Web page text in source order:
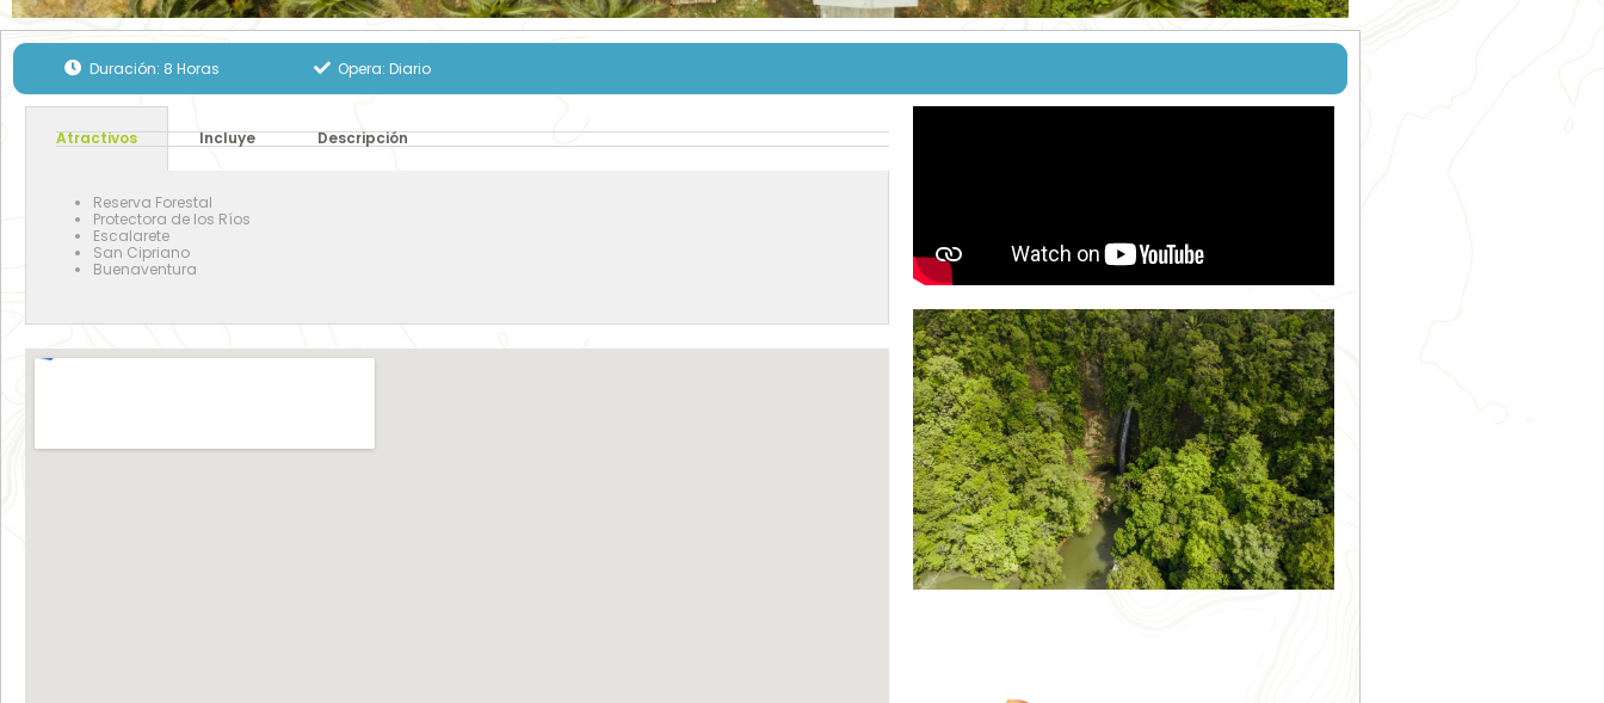
Duración: 8 Horas Opera: Diario
Atractivos Incluye Descripción
Reserva Forestal
Protectora de los Ríos
Escalarete
San Cipriano
Buenaventura